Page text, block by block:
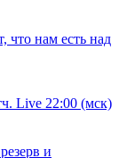
что нам есть над
Live 22:00 (мск)
и